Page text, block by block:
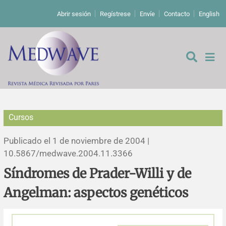
Abrir sesión Regístrese Envíe Contacto English
De los editores
Editoriales
Comentarios
Estudios originales
Cursos
Publicado el 1 de noviembre de 2004 |
10.5867/medwave.2004.11.3366
Síndromes de Prader-Willi y de
Angelman: aspectos genéticos